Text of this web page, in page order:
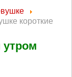
короткие